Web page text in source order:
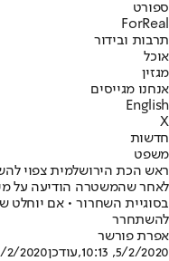
ספורט
ForReal
תרבות ובידור
אוכל
מגזין
אנחנו מגייסים
English
X
חדשות
משפט
ראש הכת הירושלמית צפוי
לאחר שהמשטרה הודיעה על
בסוגיית השחרור • אם יוחלט
להשתחרר
אפרת פורשר
5/2/2020, 10:13
,עודכן2020, 16:34